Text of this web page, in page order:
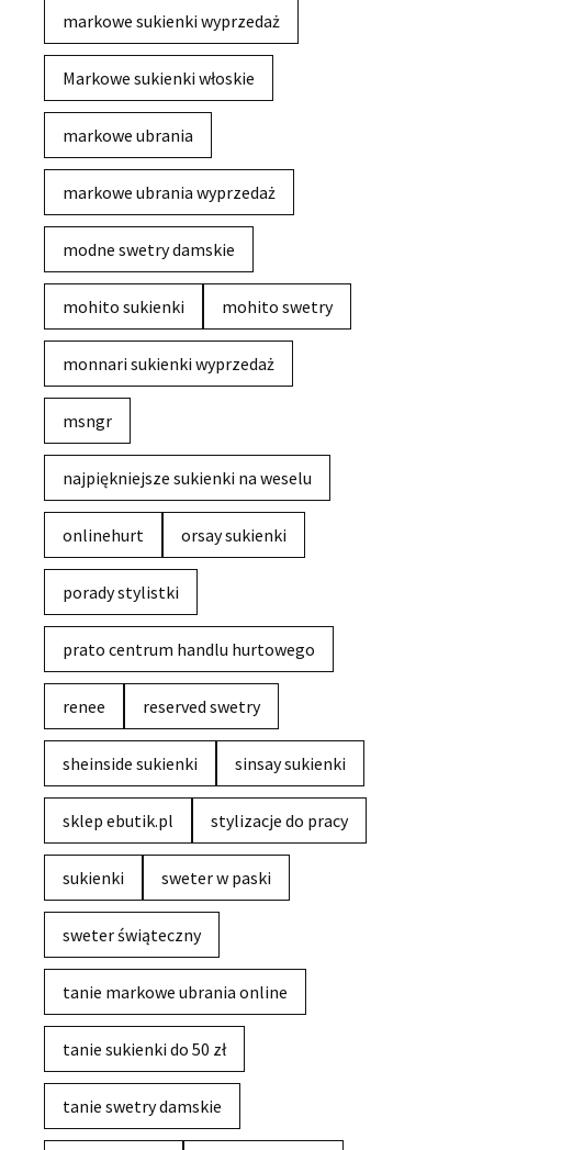
markowe sukienki wyprzedaż
Markowe sukienki włoskie
markowe ubrania
markowe ubrania wyprzedaż
modne swetry damskie
mohito sukienki mohito swetry
monnari sukienki wyprzedaż
msngr
najpiękniejsze sukienki na weselu
onlinehurt orsay sukienki
porady stylistki
prato centrum handlu hurtowego
renee reserved swetry
sheinside sukienki sinsay sukienki
sklep ebutik.pl stylizacje do pracy
sukienki sweter w paski
sweter świąteczny
tanie markowe ubrania online
tanie sukienki do 50 zł
tanie swetry damskie